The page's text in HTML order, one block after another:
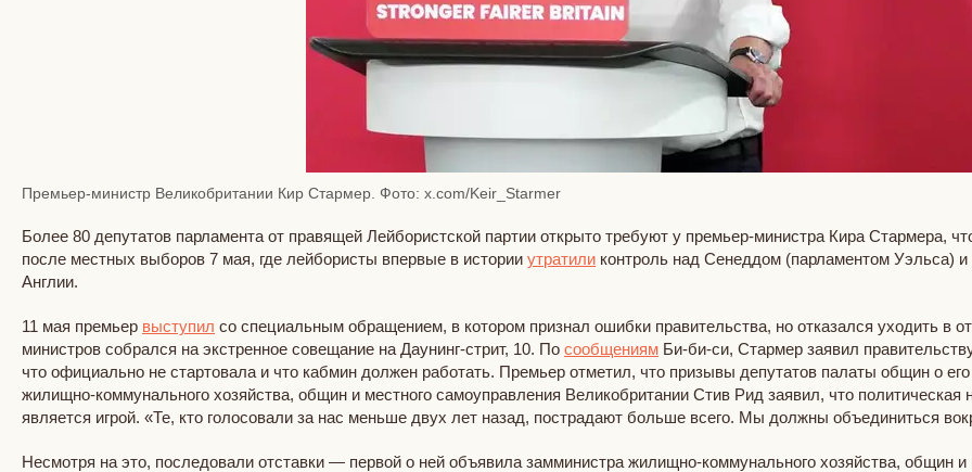
Премьер-министр Великобритании Кир Стармер. Фото: x.com/Keir_Starmer
Более 80 депутатов парламента от правящей Лейбористской партии открыто требуют у премьер-министра Кира Стармера,
после местных выборов 7 мая, где лейбористы впервые в истории утратили контроль над Сенеддом (парламентом Уэльса)
Англии.
11 мая премьер выступил со специальным обращением, в котором признал ошибки правительства, но отказался уходить в
министров собрался на экстренное совещание на Даунинг-стрит, 10. По сообщениям Би-би-си, Стармер заявил
что официально не стартовала и что кабмин должен работать. Премьер отметил, что призывы депутатов палаты общин о
жилищно-коммунального хозяйства, общин и местного самоуправления Великобритании Стив Рид заявил, что
является игрой. «Те, кто голосовали за нас меньше двух лет назад, пострадают больше всего. Мы должны объединиться
Несмотря на это, последовали отставки — первой о ней объявила замминистра жилищно-коммунального хозяйства, общин